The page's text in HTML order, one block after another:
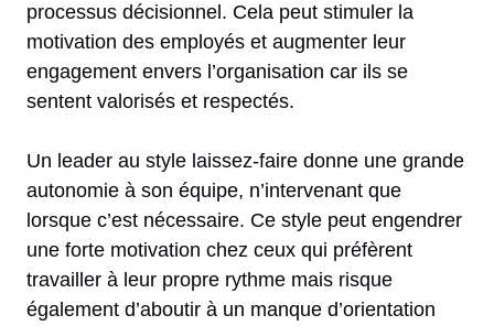
processus décisionnel. Cela peut stimuler la
motivation des employés et augmenter leur
engagement envers l’organisation car ils se
sentent valorisés et respectés.
Un leader au style laissez-faire donne une grande
autonomie à son équipe, n’intervenant que
lorsque c’est nécessaire. Ce style peut engendrer
une forte motivation chez ceux qui préfèrent
travailler à leur propre rythme mais risque
également d’aboutir à un manque d’orientation